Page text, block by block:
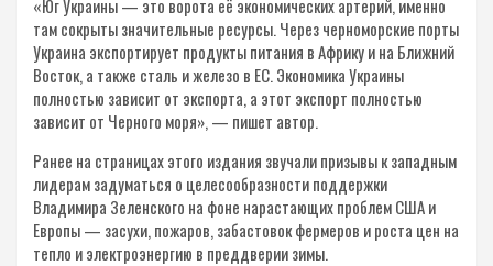
«Юг Украины — это ворота её экономических артерий, именно
там сокрыты значительные ресурсы. Через черноморские порты
Украина экспортирует продукты питания в Африку и на Ближний
Восток, а также сталь и железо в ЕС. Экономика Украины
полностью зависит от экспорта, а этот экспорт полностью
зависит от Черного моря», — пишет автор.
Ранее на страницах этого издания звучали призывы к западным
лидерам задуматься о целесообразности поддержки
Владимира Зеленского на фоне нарастающих проблем США и
Европы — засухи, пожаров, забастовок фермеров и роста цен на
тепло и электроэнергию в преддверии зимы.